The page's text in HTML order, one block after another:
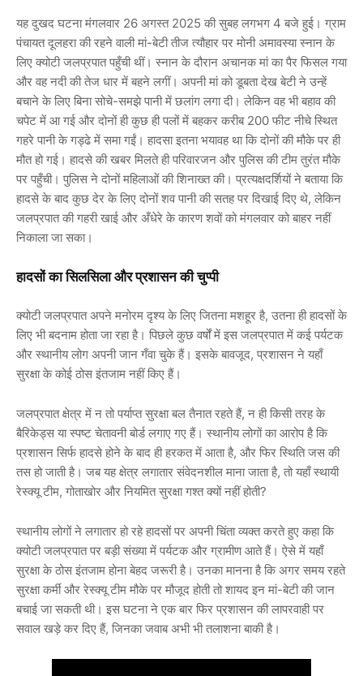
यह दुखद घटना मंगलवार 26 अगस्त 2025 की सुबह लगभग 4 बजे हुई। ग्राम
पंचायत दूलहरा की रहने वाली मां-बेटी तीज त्यौहार पर मोनी अमावस्या स्नान के
लिए क्योटी जलप्रपात पहुँची थीं। स्नान के दौरान अचानक मां का पैर फिसल गया
और वह नदी की तेज धार में बहने लगीं। अपनी मां को डूबता देख बेटी ने उन्हें
बचाने के लिए बिना सोचे-समझे पानी में छलांग लगा दी। लेकिन वह भी बहाव की
चपेट में आ गई और दोनों ही कुछ ही पलों में बहकर करीब 200 फीट नीचे स्थित
गहरे पानी के गड्ढे में समा गईं। हादसा इतना भयावह था कि दोनों की मौके पर ही
मौत हो गई। हादसे की खबर मिलते ही परिवारजन और पुलिस की टीम तुरंत मौके
पर पहुँची। पुलिस ने दोनों महिलाओं की शिनाख्त की। प्रत्यक्षदर्शियों ने बताया कि
हादसे के बाद कुछ देर के लिए दोनों शव पानी की सतह पर दिखाई दिए थे, लेकिन
जलप्रपात की गहरी खाई और अँधेरे के कारण शवों को मंगलवार को बाहर नहीं
निकाला जा सका।
हादसों का सिलसिला और प्रशासन की चुप्पी
क्योटी जलप्रपात अपने मनोरम दृश्य के लिए जितना मशहूर है, उतना ही हादसों के
लिए भी बदनाम होता जा रहा है। पिछले कुछ वर्षों में इस जलप्रपात में कई पर्यटक
और स्थानीय लोग अपनी जान गँवा चुके हैं। इसके बावजूद, प्रशासन ने यहाँ
सुरक्षा के कोई ठोस इंतजाम नहीं किए हैं।
जलप्रपात क्षेत्र में न तो पर्याप्त सुरक्षा बल तैनात रहते हैं, न ही किसी तरह के
बैरिकेड्स या स्पष्ट चेतावनी बोर्ड लगाए गए हैं। स्थानीय लोगों का आरोप है कि
प्रशासन सिर्फ हादसे होने के बाद ही हरकत में आता है, और फिर स्थिति जस की
तस हो जाती है। जब यह क्षेत्र लगातार संवेदनशील माना जाता है, तो यहाँ स्थायी
रेस्क्यू टीम, गोताखोर और नियमित सुरक्षा गश्त क्यों नहीं होती?
स्थानीय लोगों ने लगातार हो रहे हादसों पर अपनी चिंता व्यक्त करते हुए कहा कि
क्योटी जलप्रपात पर बड़ी संख्या में पर्यटक और ग्रामीण आते हैं। ऐसे में यहाँ
सुरक्षा के ठोस इंतजाम होना बेहद जरूरी है। उनका मानना है कि अगर समय रहते
सुरक्षा कर्मी और रेस्क्यू टीम मौके पर मौजूद होती तो शायद इन मां-बेटी की जान
बचाई जा सकती थी। इस घटना ने एक बार फिर प्रशासन की लापरवाही पर
सवाल खड़े कर दिए हैं, जिनका जवाब अभी भी तलाशना बाकी है।